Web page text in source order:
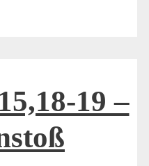
19 –